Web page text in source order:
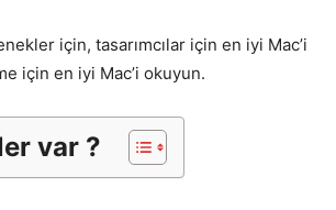
için, tasarımcılar için en iyi Mac’i
için en iyi Mac’i okuyun.
var ?